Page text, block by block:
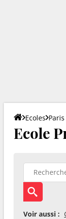
Ecoles
Ecole
Voir aussi :